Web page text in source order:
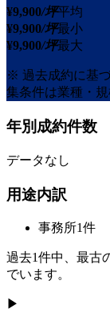
¥9,900/坪平均
¥9,900/坪最小
¥9,900/坪最大
※ 過去成約に基
集条件は業種・
年別成約件数
データなし
用途内訳
事務所1件
過去1件中、最古
でいます。
▶